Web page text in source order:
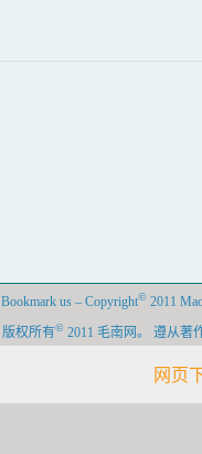
Bookmark us – Copyright© 2011
版权所有© 2011 毛南网。 遵从著
网页